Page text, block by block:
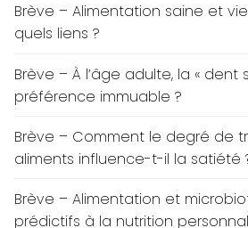
Brève – Alimentation saine et
quels liens ?
Brève – À l’âge adulte, la « dent
préférence immuable ?
Brève – Comment le degré de
aliments influence-t-il la satiété
Brève – Alimentation et
prédictifs à la nutrition